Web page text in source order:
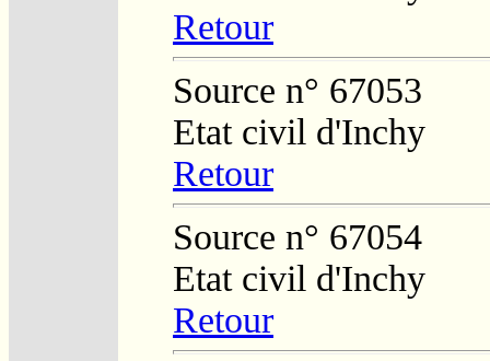
Retour
Source n° 67053
Etat civil d'Inchy
Retour
Source n° 67054
Etat civil d'Inchy
Retour